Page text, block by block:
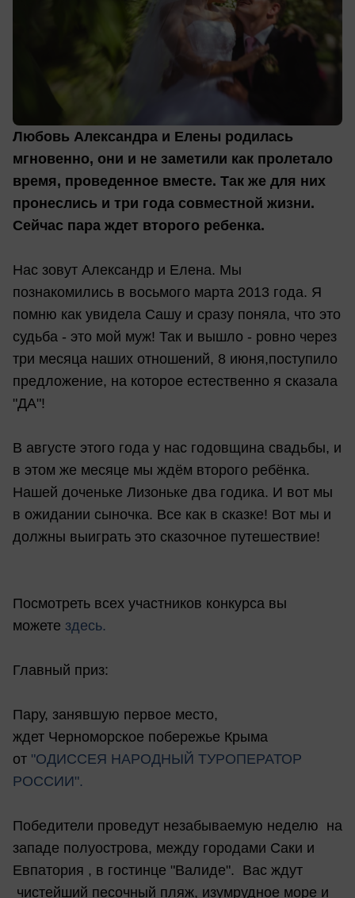
Любовь Александра и Елены родилась
мгновенно, они и не заметили как пролетало
время, проведенное вместе. Так же для них
пронеслись и три года совместной жизни.
Сейчас пара ждет второго ребенка.
Нас зовут Александр и Елена. Мы
познакомились в восьмого марта 2013 года. Я
помню как увидела Сашу и сразу поняла, что это
судьба - это мой муж! Так и вышло - ровно через
три месяца наших отношений, 8 июня,поступило
предложение, на которое естественно я сказала
"ДА"!
В августе этого года у нас годовщина свадьбы, и
в этом же месяце мы ждём второго ребёнка.
Нашей доченьке Лизоньке два годика. И вот мы
в ожидании сыночка. Все как в сказке! Вот мы и
должны выиграть это сказочное путешествие!
Посмотреть всех участников конкурса вы
можете здесь.
Главный приз:
Пару, занявшую первое место,
ждет Черноморское побережье Крыма
от "ОДИССЕЯ НАРОДНЫЙ ТУРОПЕРАТОР
РОССИИ".
Победители проведут незабываемую неделю на
западе полуострова, между городами Саки и
Евпатория , в гостинце "Валиде". Вас ждут
чистейший песочный пляж, изумрудное море и